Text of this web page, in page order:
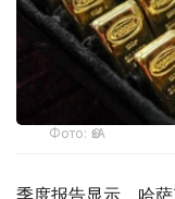
Фото: ӨзА
季度报告显示，哈